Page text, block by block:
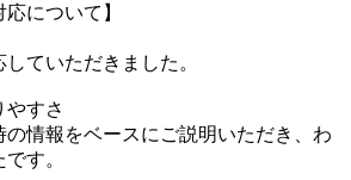
応について】
ていただきました。
やすさ
情報をベースにご説明いただき、わ
す。